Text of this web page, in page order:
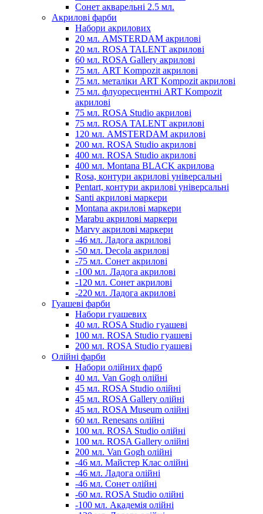
Сонет акварельні 2.5 мл.
Акрилові фарби
Набори акрилових
20 мл. AMSTERDAM акрилові
20 мл. ROSA TALENT акрилові
60 мл. ROSA Gallery акрилові
75 мл. ART Kompozit акрилові
75 мл. металіки ART Kompozit акрилові
75 мл. флуоресцентні ART Kompozit
акрилові
75 мл. ROSA Studio акрилові
75 мл. ROSA TALENT акрилові
120 мл. AMSTERDAM акрилові
200 мл. ROSA Studio акрилові
400 мл. ROSA Studio акрилові
400 мл. Montana BLACK акрилова
Rosa, контури акрилові універсальні
Pentart, контури акрилові універсальні
Santi акрилові маркери
Montana акрилові маркери
Marabu акрилові маркери
Marvy акрилові маркери
-46 мл. Ладога акрилові
-50 мл. Decola акрилові
-75 мл. Сонет акрилові
-100 мл. Ладога акрилові
-120 мл. Сонет акрилові
-220 мл. Ладога акрилові
Гуашеві фарби
Набори гуашевих
40 мл. ROSA Studio гуашеві
100 мл. ROSA Studio гуашеві
200 мл. ROSA Studio гуашеві
Олійні фарби
Набори олійних фарб
40 мл. Van Gogh олійні
45 мл. ROSA Studio олійні
45 мл. ROSA Gallery олійні
45 мл. ROSA Museum олійні
60 мл. Renesans олійні
100 мл. ROSA Studio олійні
100 мл. ROSA Gallery олійні
200 мл. Van Gogh олійні
-46 мл. Майстер Клас олійні
-46 мл. Ладога олійні
-46 мл. Сонет олійні
-60 мл. ROSA Studio олійні
-100 мл. Академія олійні